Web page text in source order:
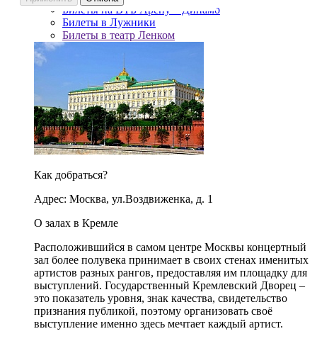
Билеты на ВТБ Арену – Динамо
Билеты в Лужники
Билеты в театр Ленком
Как добраться?
Адрес: Москва, ул.Воздвиженка, д. 1
О залах в Кремле
Расположившийся в самом центре Москвы концертный
зал более полувека принимает в своих стенах именитых
артистов разных рангов, предоставляя им площадку для
выступлений. Государственный Кремлевский Дворец –
это показатель уровня, знак качества, свидетельство
признания публикой, поэтому организовать своё
выступление именно здесь мечтает каждый артист.